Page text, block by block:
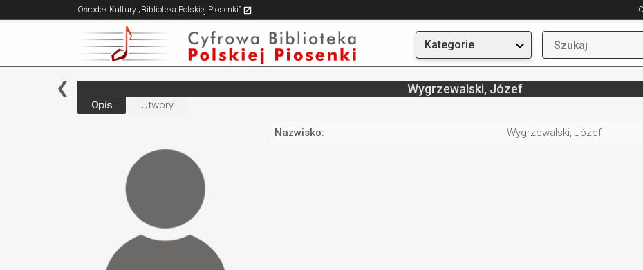
Ośrodek Kultury „Biblioteka Polskiej Piosenki”
Kategorie
Wygrzewalski, Józef
Opis Utwory
Nazwisko: Wygrzewalski, Józef